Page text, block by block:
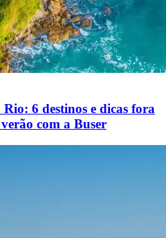
6 destinos e dicas fora
com a Buser